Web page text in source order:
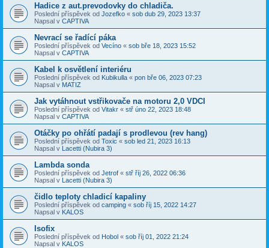
Hadice z aut.prevodovky do chladiča.
Poslední příspěvek od Jozefko « sob dub 29, 2023 13:37
Napsal v CAPTIVA
Nevrací se řadící páka
Poslední příspěvek od Vecíno « sob bře 18, 2023 15:52
Napsal v CAPTIVA
Kabel k osvětlení interiéru
Poslední příspěvek od Kubikulla « pon bře 06, 2023 07:23
Napsal v MATIZ
Jak vytáhnout vstřikovače na motoru 2,0 VDCI
Poslední příspěvek od Vitakr « stř úno 22, 2023 18:48
Napsal v CAPTIVA
Otáčky po ohřátí padají s prodlevou (rev hang)
Poslední příspěvek od Toxic « sob led 21, 2023 16:13
Napsal v Lacetti (Nubira 3)
Lambda sonda
Poslední příspěvek od Jetrof « stř říj 26, 2022 06:36
Napsal v Lacetti (Nubira 3)
čidlo teploty chladicí kapaliny
Poslední příspěvek od camping « sob říj 15, 2022 14:27
Napsal v KALOS
Isofix
Poslední příspěvek od Hobol « sob říj 01, 2022 21:24
Napsal v KALOS